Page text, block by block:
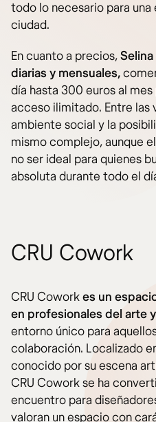
todo lo necesario para
ciudad.
En cuanto a precios,
diarias y mensuales,
día hasta 300 euros al
acceso ilimitado. Entre las
ambiente social y la
mismo complejo, aunque
no ser ideal para quienes
absoluta durante todo el
CRU Cowork
CRU Coworkes un
en profesionales del arte
entorno único para
colaboración. Localizado
conocido por su escena
CRU Cowork se ha
encuentro para
valoran un espacio con